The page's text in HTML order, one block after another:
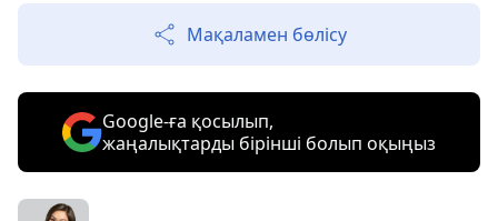
Мақаламен бөлісу
Google-ға қосылып,
жаңалықтарды бірінші болып оқыңыз